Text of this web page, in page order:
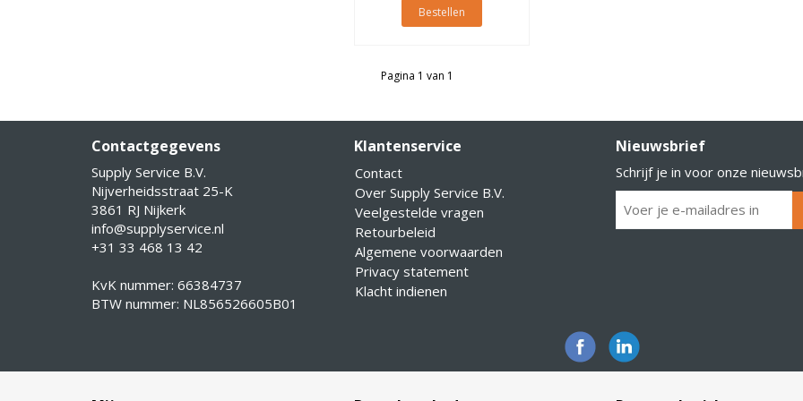
Bestellen
Pagina 1 van 1
Contactgegevens
Supply Service B.V.
Nijverheidsstraat 25-K
3861 RJ Nijkerk
info@supplyservice.nl
+31 33 468 13 42
KvK nummer: 66384737
BTW nummer: NL856526605B01
Klantenservice
Contact
Over Supply Service B.V.
Veelgestelde vragen
Retourbeleid
Algemene voorwaarden
Privacy statement
Klacht indienen
Nieuwsbrief
Schrijf je in voor onze